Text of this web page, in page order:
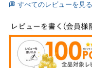
すべてのレビューを見る